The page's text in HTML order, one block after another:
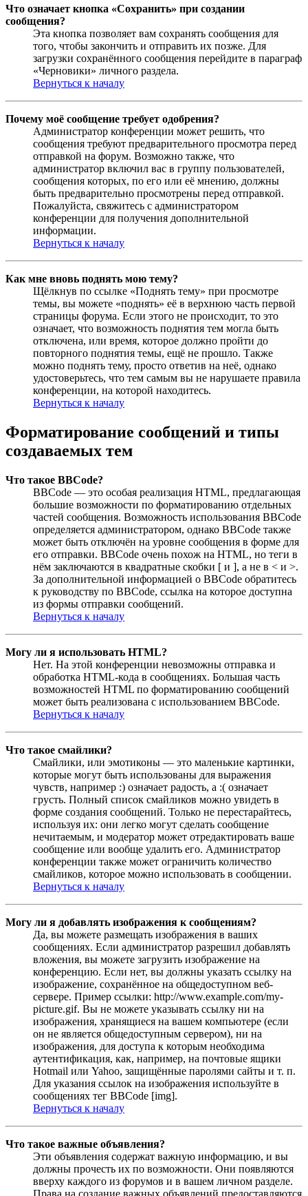
Что означает кнопка «Сохранить» при создании
сообщения?
Эта кнопка позволяет вам сохранять сообщения для
того, чтобы закончить и отправить их позже. Для
загрузки сохранённого сообщения перейдите в параграф
«Черновики» личного раздела.
Вернуться к началу
Почему моё сообщение требует одобрения?
Администратор конференции может решить, что
сообщения требуют предварительного просмотра перед
отправкой на форум. Возможно также, что
администратор включил вас в группу пользователей,
сообщения которых, по его или её мнению, должны
быть предварительно просмотрены перед отправкой.
Пожалуйста, свяжитесь с администратором
конференции для получения дополнительной
информации.
Вернуться к началу
Как мне вновь поднять мою тему?
Щёлкнув по ссылке «Поднять тему» при просмотре
темы, вы можете «поднять» её в верхнюю часть первой
страницы форума. Если этого не происходит, то это
означает, что возможность поднятия тем могла быть
отключена, или время, которое должно пройти до
повторного поднятия темы, ещё не прошло. Также
можно поднять тему, просто ответив на неё, однако
удостоверьтесь, что тем самым вы не нарушаете правила
конференции, на которой находитесь.
Вернуться к началу
Форматирование сообщений и типы
создаваемых тем
Что такое BBCode?
BBCode — это особая реализация HTML, предлагающая
большие возможности по форматированию отдельных
частей сообщения. Возможность использования BBCode
определяется администратором, однако BBCode также
может быть отключён на уровне сообщения в форме для
его отправки. BBCode очень похож на HTML, но теги в
нём заключаются в квадратные скобки [ и ], а не в < и >.
За дополнительной информацией о BBCode обратитесь
к руководству по BBCode, ссылка на которое доступна
из формы отправки сообщений.
Вернуться к началу
Могу ли я использовать HTML?
Нет. На этой конференции невозможны отправка и
обработка HTML-кода в сообщениях. Большая часть
возможностей HTML по форматированию сообщений
может быть реализована с использованием BBCode.
Вернуться к началу
Что такое смайлики?
Смайлики, или эмотиконы — это маленькие картинки,
которые могут быть использованы для выражения
чувств, например :) означает радость, а :( означает
грусть. Полный список смайликов можно увидеть в
форме создания сообщений. Только не перестарайтесь,
используя их: они легко могут сделать сообщение
нечитаемым, и модератор может отредактировать ваше
сообщение или вообще удалить его. Администратор
конференции также может ограничить количество
смайликов, которое можно использовать в сообщении.
Вернуться к началу
Могу ли я добавлять изображения к сообщениям?
Да, вы можете размещать изображения в ваших
сообщениях. Если администратор разрешил добавлять
вложения, вы можете загрузить изображение на
конференцию. Если нет, вы должны указать ссылку на
изображение, сохранённое на общедоступном веб-
сервере. Пример ссылки: http://www.example.com/my-
picture.gif. Вы не можете указывать ссылку ни на
изображения, хранящиеся на вашем компьютере (если
он не является общедоступным сервером), ни на
изображения, для доступа к которым необходима
аутентификация, как, например, на почтовые ящики
Hotmail или Yahoo, защищённые паролями сайты и т. п.
Для указания ссылок на изображения используйте в
сообщениях тег BBCode [img].
Вернуться к началу
Что такое важные объявления?
Эти объявления содержат важную информацию, и вы
должны прочесть их по возможности. Они появляются
вверху каждого из форумов и в вашем личном разделе.
Права на создание важных объявлений предоставляются